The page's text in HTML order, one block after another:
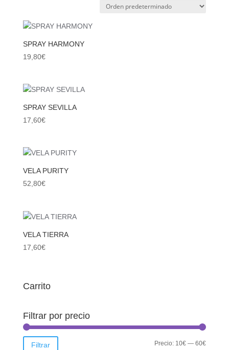
SPRAY HARMONY
19,80€
SPRAY SEVILLA
17,60€
VELA PURITY
52,80€
VELA TIERRA
17,60€
Carrito
Filtrar por precio
Precio
Precio
Filtrar Precio: 10€ —60€